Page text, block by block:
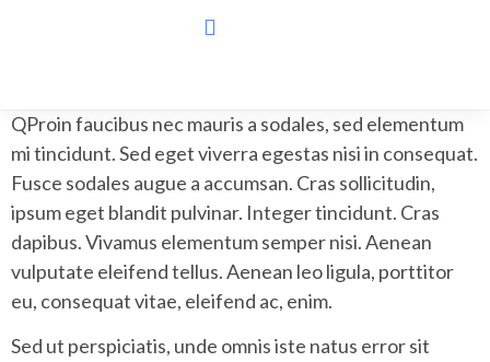
QProin faucibus nec mauris a sodales, sed elementum
mi tincidunt. Sed eget viverra egestas nisi in consequat.
Fusce sodales augue a accumsan. Cras sollicitudin,
ipsum eget blandit pulvinar. Integer tincidunt. Cras
dapibus. Vivamus elementum semper nisi. Aenean
vulputate eleifend tellus. Aenean leo ligula, porttitor
eu, consequat vitae, eleifend ac, enim.
Sed ut perspiciatis, unde omnis iste natus error sit